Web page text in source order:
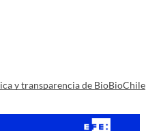
y transparencia de BioBioChile